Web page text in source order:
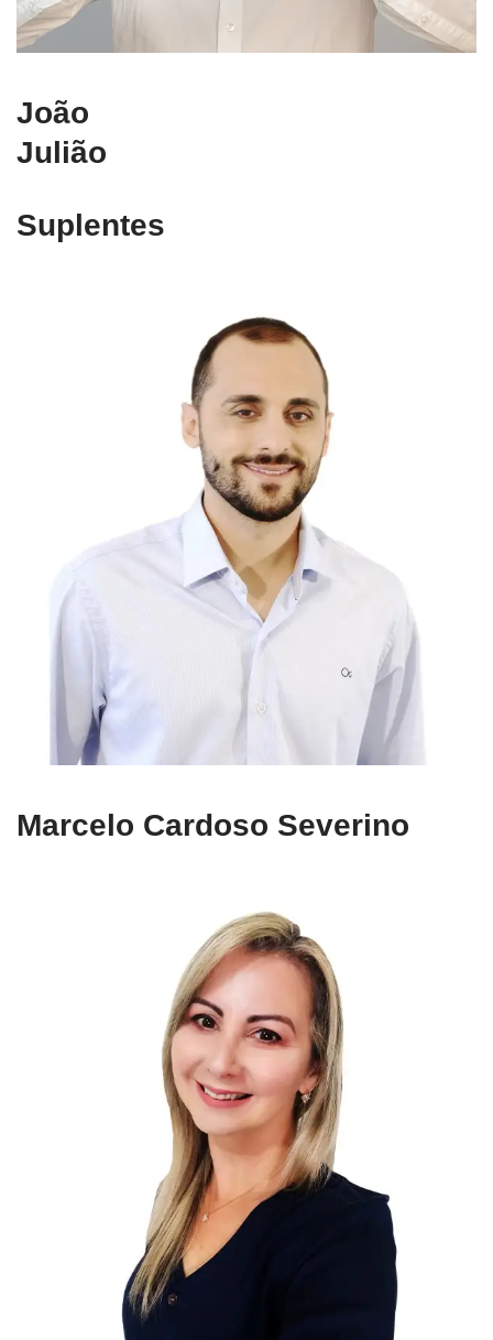
João
Julião
Suplentes
Marcelo Cardoso Severino